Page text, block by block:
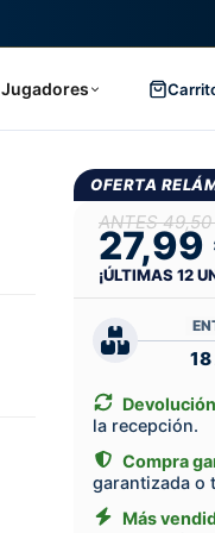
Jugadores
OFERTA
27,99
¡ÚLTIMAS12
18
la recepción.
Compra
garantizada o
Más